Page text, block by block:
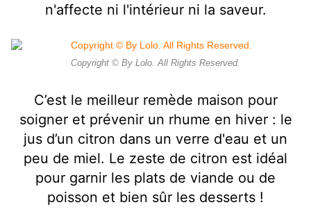
n'affecte ni l'intérieur ni la saveur.
Copyright © By Lolo. All Rights Reserved.
C’est le meilleur remède maison pour
soigner et prévenir un rhume en hiver : le
jus d’un citron dans un verre d'eau et un
peu de miel. Le zeste de citron est idéal
pour garnir les plats de viande ou de
poisson et bien sûr les desserts !